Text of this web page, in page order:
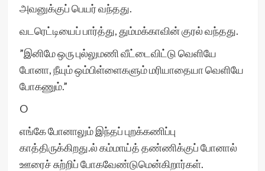
அவனுக்குப் பெயர் வந்தது.
வடரெட்டியைப் பார்த்து, தும்மக்காவின் குரல் வந்தது.
”இனிமே ஒரு புல்லுமணி வீட்டைவிட்டு வெளியே
போனா, நீயும் ஒம்பிள்ளைகளும் மரியாதையா வெளியே
போகணும்.”
O
எங்கே போனாலும் இந்தப் புறக்கணிப்பு
காத்திருக்கிறது.ல் கம்மாய்த் தண்ணிக்குப் போனால்
ஊரைச் சுற்றிப் போகவேண்டுமென்கிறார்கள்.